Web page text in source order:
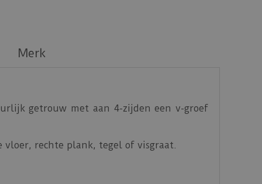
Merk
getrouw met aan 4-zijden een v-groef
vloer, rechte plank, tegel of visgraat.